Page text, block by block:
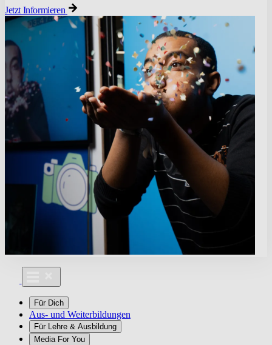
Jetzt Informieren
Für Dich
Aus- und Weiterbildungen
Für Lehre & Ausbildung
Media For You